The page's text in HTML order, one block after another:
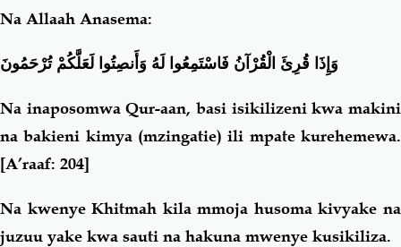
Na Allaah Anasema:
وَإِذَا قُرِئَ الْقُرْآنُ فَاسْتَمِعُوا لَهُ وَأَنصِتُوا لَعَلَّكُمْ تُرْحَمُونَ
Na inaposomwa Qur-aan, basi isikilizeni kwa makini
na bakieni kimya (mzingatie) ili mpate kurehemewa.
[A’raaf: 204]
Na kwenye Khitmah kila mmoja husoma kivyake na
juzuu yake kwa sauti na hakuna mwenye kusikiliza.